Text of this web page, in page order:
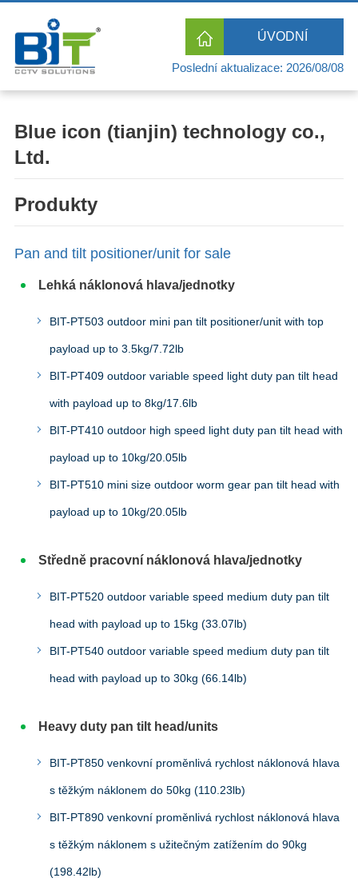
ÚVODNÍ
STRÁNKA
Poslední aktualizace: 2026/08/08
Blue icon (tianjin) technology co.,
Ltd.
Produkty
Pan and tilt positioner/unit for sale
Lehká náklonová hlava/jednotky
BIT-PT503 outdoor mini pan tilt positioner/unit with top
payload up to 3.5kg/7.72lb
BIT-PT409 outdoor variable speed light duty pan tilt head
with payload up to 8kg/17.6lb
BIT-PT410 outdoor high speed light duty pan tilt head with
payload up to 10kg/20.05lb
BIT-PT510 mini size outdoor worm gear pan tilt head with
payload up to 10kg/20.05lb
Středně pracovní náklonová hlava/jednotky
BIT-PT520 outdoor variable speed medium duty pan tilt
head with payload up to 15kg (33.07lb)
BIT-PT540 outdoor variable speed medium duty pan tilt
head with payload up to 30kg (66.14lb)
Heavy duty pan tilt head/units
BIT-PT850 venkovní proměnlivá rychlost náklonová hlava
s těžkým náklonem do 50kg (110.23lb)
BIT-PT890 venkovní proměnlivá rychlost náklonová hlava
s těžkým náklonem s užitečným zatížením do 90kg
(198.42lb)